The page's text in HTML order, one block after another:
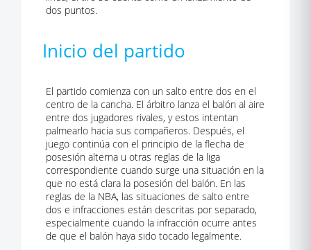
dos puntos.
Inicio del partido
El partido comienza con un salto entre dos en el
centro de la cancha. El árbitro lanza el balón al aire
entre dos jugadores rivales, y estos intentan
palmearlo hacia sus compañeros. Después, el
juego continúa con el principio de la flecha de
posesión alterna u otras reglas de la liga
correspondiente cuando surge una situación en la
que no está clara la posesión del balón. En las
reglas de la NBA, las situaciones de salto entre
dos e infracciones están descritas por separado,
especialmente cuando la infracción ocurre antes
de que el balón haya sido tocado legalmente.